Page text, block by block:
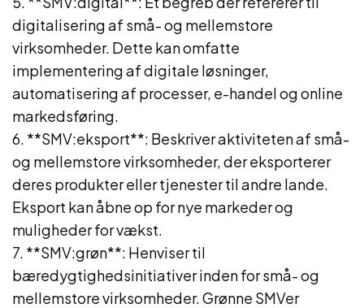
digitalisering af små- og mellemstore
virksomheder. Dette kan omfatte
implementering af digitale løsninger,
automatisering af processer, e-handel og online
markedsføring.
6. **SMV:eksport**: Beskriver aktiviteten af små-
og mellemstore virksomheder, der eksporterer
deres produkter eller tjenester til andre lande.
Eksport kan åbne op for nye markeder og
muligheder for vækst.
7. **SMV:grøn**: Henviser til
bæredygtighedsinitiativer inden for små- og
mellemstore virksomheder. Grønne SMVer